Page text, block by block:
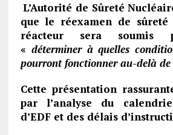
L’Autorité de Sûreté
que le réexamen de sûreté
réacteur sera soumis
« déterminer à quelles
pourront fonctionner au-delà de
Cette présentation
par l’analyse du
d’EDF et des délais